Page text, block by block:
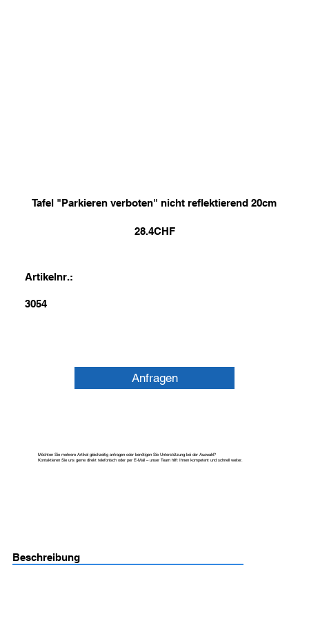
Tafel "Parkieren verboten" nicht reflektierend 20cm
28.4CHF
Artikelnr.:
3054
Anfragen
Möchten Sie mehrere Artikel gleichzeitig anfragen oder benötigen Sie Unterstützung bei der Auswahl?
Kontaktieren Sie uns gerne direkt telefonisch oder per E-Mail – unser Team hilft Ihnen kompetent und schnell weiter.
Beschreibung